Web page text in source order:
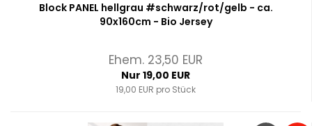
Block PANEL hellgrau #schwarz/rot/gelb - ca.
90x160cm - Bio Jersey
Ehem. 23,50 EUR
Nur 19,00 EUR
19,00 EUR pro Stück